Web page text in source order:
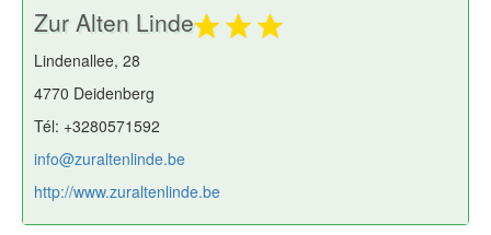
Zur Alten Linde
Lindenallee, 28
4770 Deidenberg
Tél: +3280571592
info@zuraltenlinde.be
http://www.zuraltenlinde.be